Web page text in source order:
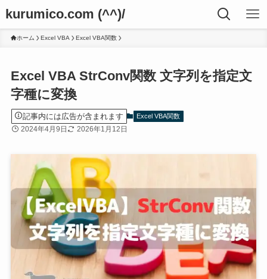
kurumico.com (^^)/
ホーム Excel VBA Excel VBA関数
Excel VBA StrConv関数 文字列を指定文
字種に変換
記事内には広告が含まれます Excel VBA関数
2024年4月9日 2026年1月12日